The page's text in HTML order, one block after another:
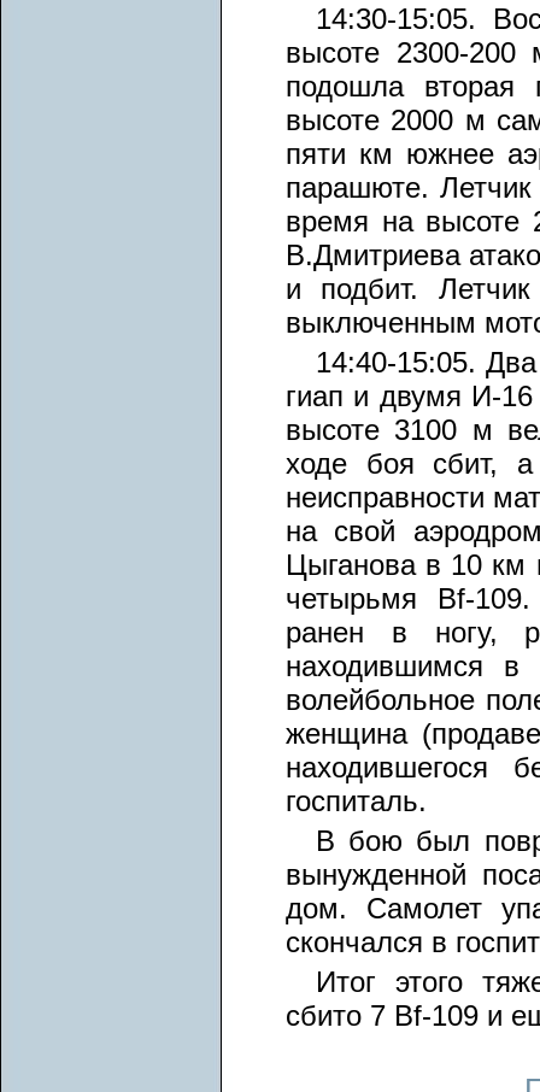
14:30-15:05.
высоте 2300-
подошла вторая
высоте 2000 м
пяти км южнее
парашюте. Летчик
время на высоте
В.Дмитриева
и подбит.
выключенным
14:40-15:05.
гиап и двумя И-
высоте 3100 м
ходе боя сбит,
неисправности
на свой
Цыганова в 10 км
четырьмя Bf-
ранен в ногу,
находившимся в
волейбольное
женщина
находившегося
госпиталь.
В бою был
вынужденной
дом. Самолет
скончался в
Итог этого
сбито 7 Bf-109 и